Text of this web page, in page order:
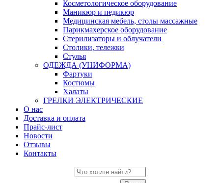
Косметологическое оборудование
Маникюр и педикюр
Медицинская мебель, столы массажные
Парикмахерское оборудование
Стерилизаторы и облучатели
Столики, тележки
Стулья
ОДЕЖДА (УНИФОРМА)
Фартуки
Костюмы
Халаты
ГРЕЛКИ ЭЛЕКТРИЧЕСКИЕ
О нас
Доставка и оплата
Прайс-лист
Новости
Отзывы
Контакты